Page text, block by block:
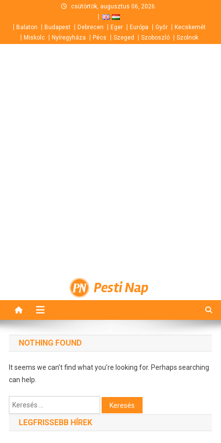
content
csütörtök, augusztus 06, 2026
Balaton Budapest Debrecen Eger Európa Győr
Kecskemét
Miskolc
Nyíregyháza Pécs Szeged Szoboszló Szolnok
Pesti Nap
NOTHING FOUND
It seems we can’t find what you’re looking for. Perhaps searching
can help.
Keresés:
LEGFRISSEBB HÍREK